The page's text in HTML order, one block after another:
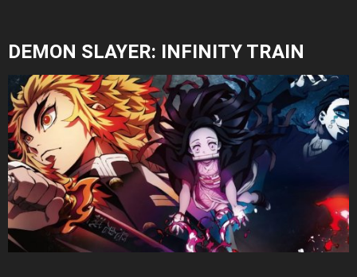
DEMON SLAYER: INFINITY TRAIN